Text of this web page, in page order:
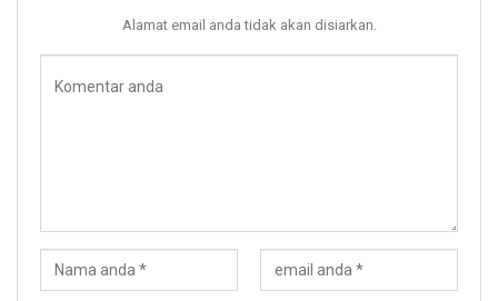
Alamat email anda tidak akan disiarkan.